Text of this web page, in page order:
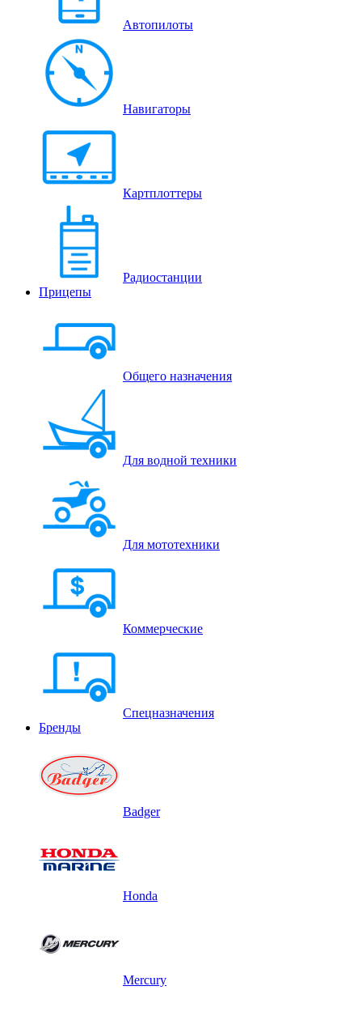
Автопилоты
Навигаторы
Картплоттеры
Радиостанции
Прицепы
Общего назначения
Для водной техники
Для мототехники
Коммерческие
Спецназначения
Бренды
Badger
Honda
Mercury